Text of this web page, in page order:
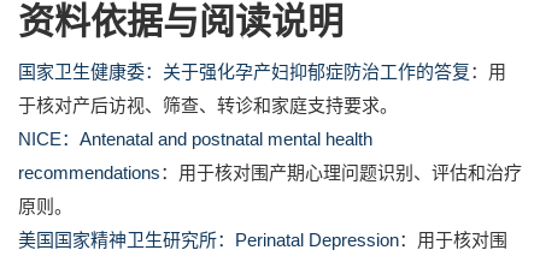
资料依据与阅读说明
国家卫生健康委：关于强化孕产妇抑郁症防治工作的答复：用
于核对产后访视、筛查、转诊和家庭支持要求。
NICE：Antenatal and postnatal mental health
recommendations：用于核对围产期心理问题识别、评估和治疗
原则。
美国国家精神卫生研究所：Perinatal Depression：用于核对围